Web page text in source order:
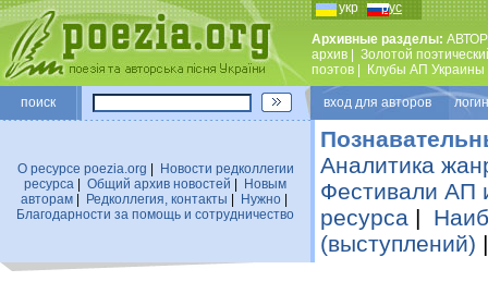
укр рус
Архивные разделы:
архив
Золотой
поэтов
Клубы АП Украины
поиск вход для авторов
О ресурсе poezia.org
Новости редколлегии
ресурса
Общий архив новостей
Новым
авторам| Редколлегия, контакты Нужно|
Благодарности за помощь и сотрудничество
Аналитика
Фестивали АП
ресурса |
(выступлений)